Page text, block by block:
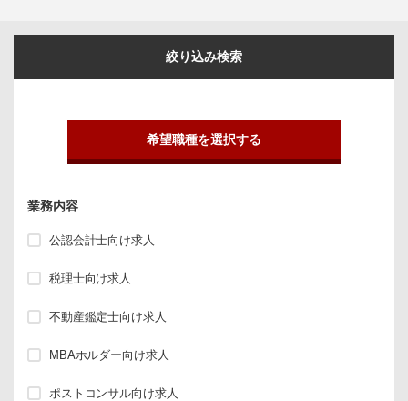
絞り込み検索
希望職種を選択する
業務内容
公認会計士向け求人
税理士向け求人
不動産鑑定士向け求人
MBAホルダー向け求人
ポストコンサル向け求人